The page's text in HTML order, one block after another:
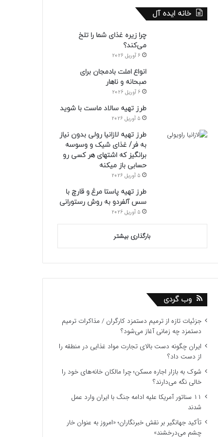
خانه ایده آل
چرا زیره غذای شما را تلخ
می‌کند؟
6 آوریل 2026
انواع املت بادمجان برای
صبحانه و ناهار
6 آوریل 2026
طرز تهیه سالاد ماست با شوید
5 آوریل 2026
طرز تهیه لازانیا رولی بدون نیاز
به فر/ غذای شیک و وسوسه
برانگیز که اشتهای هر کسی رو
حسابی باز میکنه
5 آوریل 2026
طرز تهیه پاستا مرغ و قارچ با
سس آلفردو به روش رستورانی
5 آوریل 2026
بارگذاری بیشتر
وب گردی
جزئیات تازه از ترمیم دستمزد کارگران / مذاکرات ترمیم
دستمزد چه زمانی آغاز می‌شود؟
ایران چگونه دست بالای تجارت مواد غذایی در منطقه را
از دست داد؟
شوک به بازار اجاره مسکن؛ چرا مالکان خانه‌های خود را
خالی نگه می‌دارند؟
۱۱ سناتور آمریکا علیه ادامه جنگ با ایران وارد عمل
شدند
تأکید جهانگیر بر نقش خبرنگاران؛ «امروز به عنوان خار
چشم می‌درخشند»